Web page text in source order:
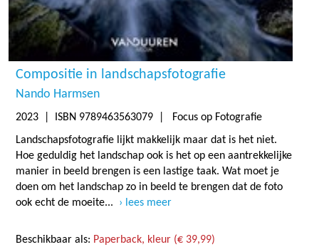
Compositie in landschapsfotografie
Nando Harmsen
2023 | ISBN 9789463563079 | Focus op Fotografie
Landschapsfotografie lijkt makkelijk maar dat is het niet.
Hoe geduldig het landschap ook is het op een aantrekkelijke
manier in beeld brengen is een lastige taak. Wat moet je
doen om het landschap zo in beeld te brengen dat de foto
ook echt de moeite...
lees meer
Beschikbaar als: Paperback, kleur (€ 39,99)